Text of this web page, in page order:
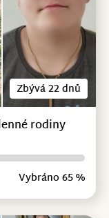
Zbývá 22 dnů
rodiny
Vybráno 65 %